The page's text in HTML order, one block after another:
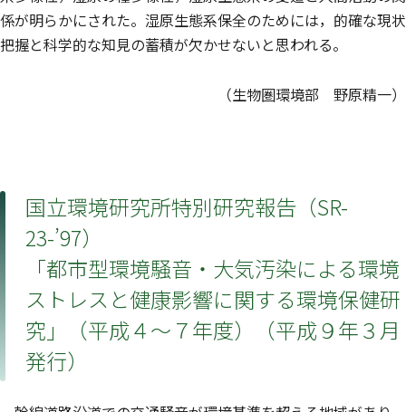
係が明らかにされた。湿原生態系保全のためには，的確な現状
把握と科学的な知見の蓄積が欠かせないと思われる。
（生物圏環境部 野原精一）
国立環境研究所特別研究報告（SR-
23-’97）
「都市型環境騒音・大気汚染による環境
ストレスと健康影響に関する環境保健研
究」（平成４〜７年度）（平成９年３月
発行）